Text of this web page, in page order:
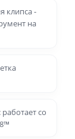
клипса -
на
со